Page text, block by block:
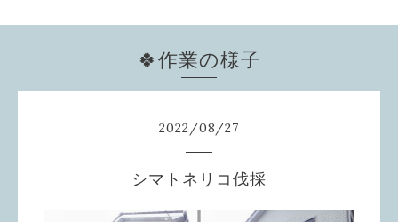
🍀作業の様子
2022/08/27
シマトネリコ伐採